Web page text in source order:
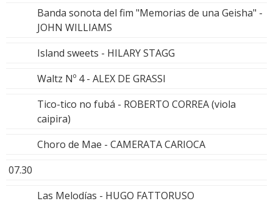
Banda sonota del fim "Memorias de una Geisha" -
JOHN WILLIAMS
Island sweets - HILARY STAGG
Waltz Nº 4 - ALEX DE GRASSI
Tico-tico no fubá - ROBERTO CORREA (viola
caipira)
Choro de Mae - CAMERATA CARIOCA
07.30
Las Melodías - HUGO FATTORUSO